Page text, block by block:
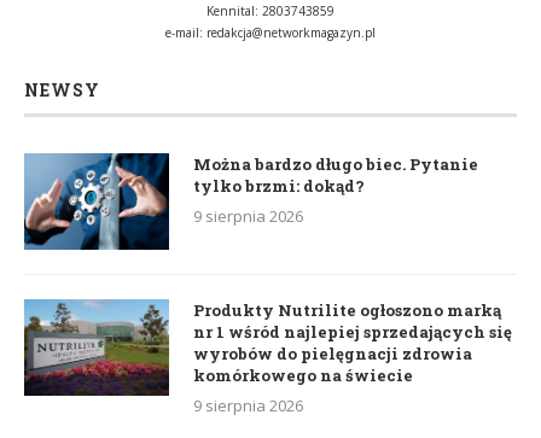
Kennital: 2803743859
e-mail: redakcja@networkmagazyn.pl
NEWSY
Można bardzo długo biec. Pytanie
tylko brzmi: dokąd?
9 sierpnia 2026
Produkty Nutrilite ogłoszono marką
nr 1 wśród najlepiej sprzedających się
wyrobów do pielęgnacji zdrowia
komórkowego na świecie
9 sierpnia 2026